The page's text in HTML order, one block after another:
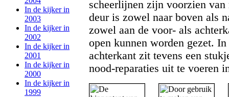
In de kijker in
2003
In de kijker in
2002
In de kijker in
2001
In de kijker in
2000
In de kijker in
1999
scheerlijnen zijn voorzien
deur is zowel naar boven als
zowel aan de voor- als
open kunnen worden gezet.
achterkant zit tevens een
nood-reparaties uit te voeren